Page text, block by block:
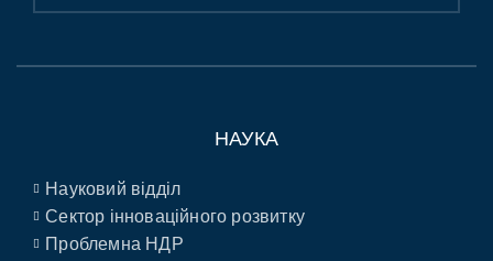
НАУКА
Науковий відділ
Сектор інноваційного розвитку
Проблемна НДР